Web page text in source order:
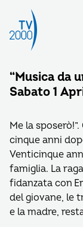
“Musica da
Sabato 1
Me la
cinque anni
Venticinque
famiglia. La
fidanzata con
del giovane, le
e la madre,